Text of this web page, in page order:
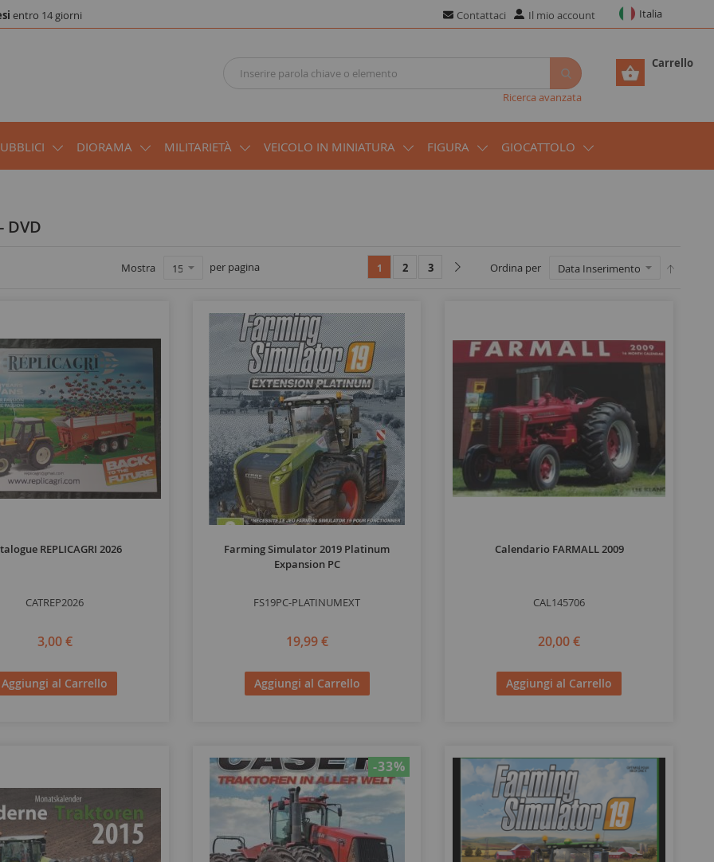
entro 14 giorni Contattaci Il mio account Italia
Carrello
Ricerca avanzata
DIORAMA MILITARIETÀ VEICOLO IN MINIATURA FIGURA GIOCATTOLO
DVD
Ordina per
Mostra per pagina 1 2 3
REPLICAGRI 2026
CATREP2026
3,00 €
Aggiungi al Carrello
Farming Simulator 2019 Platinum
Expansion PC
FS19PC-PLATINUMEXT
19,99 €
Aggiungi al Carrello
Calendario FARMALL 2009
CAL145706
20,00 €
Aggiungi al Carrello
-33%